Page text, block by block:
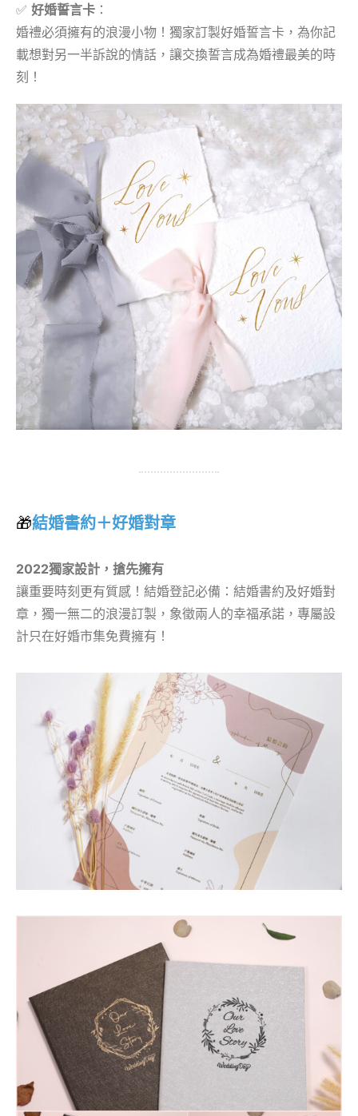
✅ 好婚誓言卡 ：
婚禮必須擁有的浪漫小物！獨家訂製好婚誓言卡，為你記
載想對另一半訴說的情話，讓交換誓言成為婚禮最美的時
刻！
🎁結婚書約＋好婚對章
2022獨家設計，搶先擁有
讓重要時刻更有質感！結婚登記必備：結婚書約及好婚對
章，獨一無二的浪漫訂製，象徵兩人的幸福承諾，專屬設
計只在好婚市集免費擁有！